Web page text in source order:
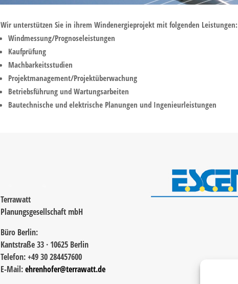
Wir unterstützen Sie in ihrem Windenergieprojekt mit folgenden Leistungen:
Windmessung/Prognoseleistungen
Kaufprüfung
Machbarkeitsstudien
Projektmanagement/Projektüberwachung
Betriebsführung und Wartungsarbeiten
Bautechnische und elektrische Planungen und Ingenieurleistungen
Terrawatt
Planungsgesellschaft mbH
Büro Berlin:
Kantstraße 33 · 10625 Berlin
Telefon: +49 30 284457600
E-Mail:ehrenhofer@terrawatt.de